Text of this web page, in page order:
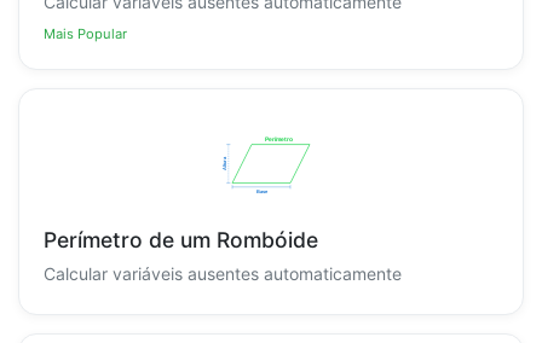
Mais Popular
Perímetro de um Rombóide
Calcular variáveis ausentes automaticamente